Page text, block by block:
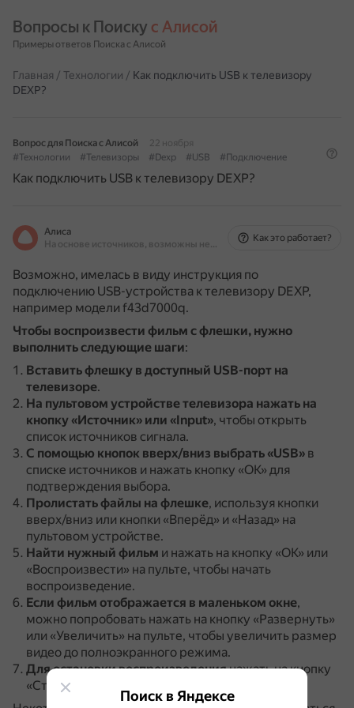
Вопросы к Поиску с Алисой
Примеры ответов Поиска с Алисой
Главная / Технологии / Как подключить USB к телевизору
DEXP?
Вопрос для Поиска с Алисой
22 ноября
#Технологии
#Телевизоры #Dexp #USB #Подключение
Как подключить USB к телевизору DEXP?
Алиса
На основе источников, возможны неточности
Как это работает?
Возможно, имелась в виду инструкция по
подключению USB-устройства к телевизору DEXP,
например модели f43d7000q.
Чтобы воспроизвести фильм с флешки, нужно
выполнить следующие шаги:
Вставить флешку в доступный USB-порт на
телевизоре.
На пультовом устройстве телевизора нажать на
кнопку «Источник» или «Input», чтобы открыть
список источников сигнала.
С помощью кнопок вверх/вниз выбрать «USB» в
списке источников и нажать кнопку «OK» для
подтверждения выбора.
Пролистать файлы на флешке, используя кнопки
вверх/вниз или кнопки «Вперёд» и «Назад» на
пультовом устройстве.
Найти нужный фильм и нажать на кнопку «OK» или
«Воспроизвести» на пульте, чтобы начать
воспроизведение.
Если фильм отображается в маленьком окне,
можно попробовать нажать на кнопку «Развернуть»
или «Увеличить» на пульте, чтобы увеличить размер
видео до полноэкранного режима.
Для остановки воспроизведениянажать на кнопку
«Стоп» на пульте.
Поиск в Яндексе